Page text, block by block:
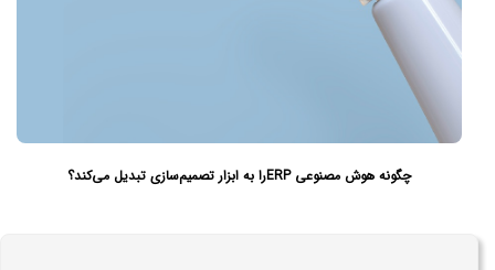
چگونه هوش مصنوعی ERPرا به ابزار تصمیم‌سازی تبدیل می‌کند؟